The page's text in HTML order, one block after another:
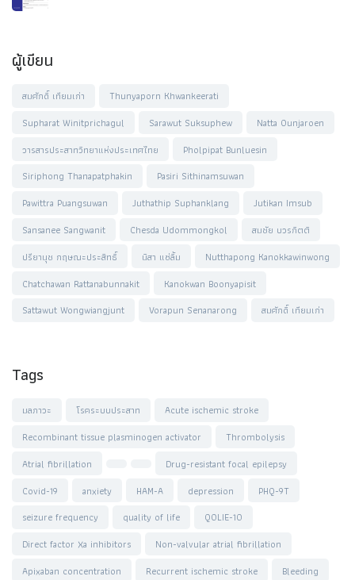
ผู้เขียน
สมศักดิ์ เทียมเก่า
Thunyaporn Khwankeerati
Supharat Winitprichagul
Sarawut Suksuphew
Natta Ounjaroen
วารสารประสาทวิทยาแห่งประเทศไทย
Pholpipat Bunluesin
Siriphong Thanapatphakin
Pasiri Sithinamsuwan
Pawittra Puangsuwan
Juthathip Suphanklang
Jutikan Imsub
Sansanee Sangwanit
Chesda Udommongkol
สมชัย บวรกิตติ
ปรียานุช กฤษณะประสิทธิ์
นิสา แซ่ลิ้ม
Nutthapong Kanokkawinwong
Chatchawan Rattanabunnakit
Kanokwan Boonyapisit
Sattawut Wongwiangjunt
Vorapun Senanarong สมศักดิ์ เทียมเก่า
Tags
มลภาวะ โรคระบบประสาท
Acute ischemic stroke
Recombinant tissue plasminogen activator
Thrombolysis
Atrial fibrillation
Drug-resistant focal epilepsy
Covid-19
anxiety HAM-A depression
PHQ-9T
seizure frequency
quality of life
QOLIE-10
Direct factor Xa inhibitors
Non-valvular atrial fibrillation
Apixaban concentration
Recurrent ischemic stroke
Bleeding